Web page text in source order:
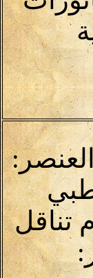
تناقل